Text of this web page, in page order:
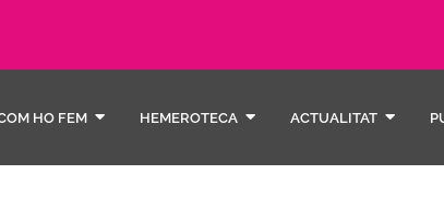
HO FEM HEMEROTECA ACTUALITAT